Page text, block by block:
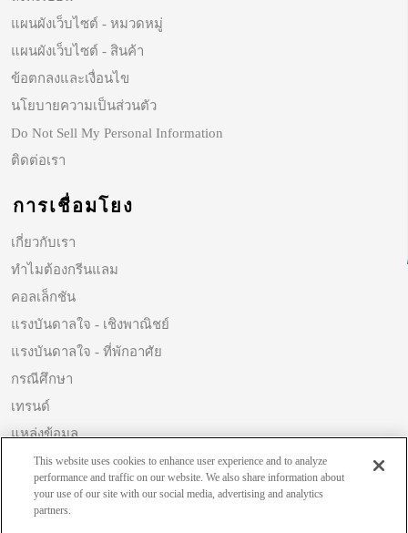
แผนผังเว็บไซต์ - หมวดหมู่
แผนผังเว็บไซต์ - สินค้า
ข้อตกลงและเงื่อนไข
นโยบายความเป็นส่วนตัว
Do Not Sell My Personal Information
ติดต่อเรา
การเชื่อมโยง
เกี่ยวกับเรา
ทำไมต้องกรีนแลม
คอลเล็กชัน
แรงบันดาลใจ - เชิงพาณิชย์
แรงบันดาลใจ - ที่พักอาศัย
กรณีศึกษา
เทรนด์
แหล่งข้อมูล
ความยั่งยืน
This website uses cookies to enhance user experience and to analyze
performance and traffic on our website. We also share information about
your use of our site with our social media, advertising and analytics
partners.